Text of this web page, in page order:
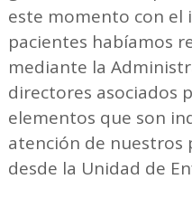
este momento con el
pacientes habíamos
mediante la
directores asociados
elementos que son
atención de nuestros
desde la Unidad de